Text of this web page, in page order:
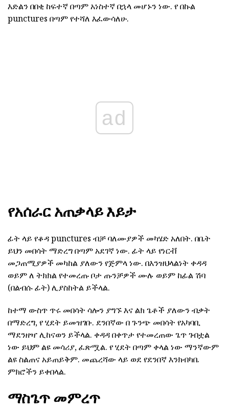
እድልን በበቂ ከፍተኛ በጣም አነስተኛ በኋላ መሆኑን ነው. የ በኩል
punctures በጣም የተሻለ እፈውሳለሁ.
ad
የአሰራር አጠቃላይ እይታ
ፊት ላይ የቆዳ punctures ብቻ ባለሙያዎች መካሄድ አለበት. በቤት
ይህን መበሳት ማድረግ በጣም አደገኛ ነው. ፊት ላይ የነርቭ
መጋጠሚያዎች መካከል ያለውን የጅምላ ነው. በእንዝህላልነት ቀዳዳ
ወይም ለ ትክክል የተመረጡ ቦታ ጡንቻዎች ሙሉ ወይም ከፊል ሽባ
(በልብሱ ፊት) ሊያስከትል ይችላል.
ከተማ ውስጥ ጥሩ መበሳት ሳሎን ያግኙ እና ልክ ጌቶች ያለውን ብቃት
በማድረግ, የ ሂደት ይመዝገቡ. ደንበኛው በ ጉንጭ መበሳት የአካባቢ
ማደንዘዣ ሊከናወን ይችላል. ቀዳዳ በቀጥታ የተመረጠው ጌጥ ገብቷል
ነው ይህም ልዩ መሳሪያ, ፈጽሟል. የ ሂደት በጣም ቀላል ነው ማንኛውም
ልዩ ስልጠና አይጠይቅም. መጨረሻው ላይ ወደ የደንበኛ እንክብካቤ
ምክሮችን ይቀበላል.
ማስጌጥ መምረጥ